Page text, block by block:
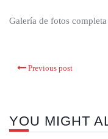
Galería de fotos completa
Previous post
YOU MIGHT